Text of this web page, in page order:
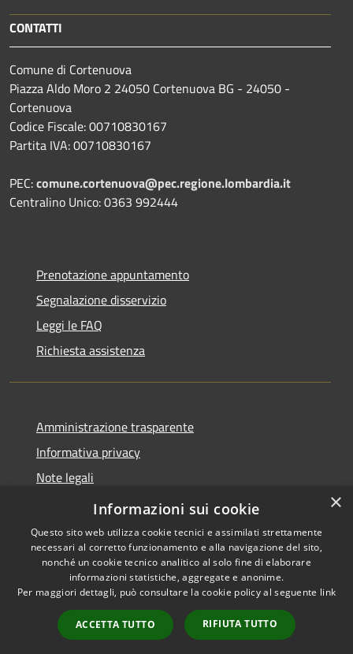
CONTATTI
Comune di Cortenuova
Piazza Aldo Moro 2 24050 Cortenuova BG - 24050 -
Cortenuova
Codice Fiscale: 00710830167
Partita IVA: 00710830167
PEC:comune.cortenuova@pec.regione.lombardia.it
Centralino Unico: 0363 992444
Prenotazione appuntamento
Segnalazione disservizio
Leggi le FAQ
Richiesta assistenza
Amministrazione trasparente
Informativa privacy
Note legali
Dichiarazione di accessibilità
Accessibilità
Copyright © 2026 • Comune di
Cortenuova • Powered by
Municipium•
Accesso
redazione
×
Informazioni sui cookie
Questo sito web utilizza cookie tecnici e assimilati strettamente
necessari al corretto funzionamento e alla navigazione del sito,
nonché un cookie tecnico analitico al solo fine di elaborare
informazioni statistiche, aggregate e anonime.
Per maggiori dettagli, può consultare la cookie policy al seguente link
ACCETTA TUTTO RIFIUTA TUTTO